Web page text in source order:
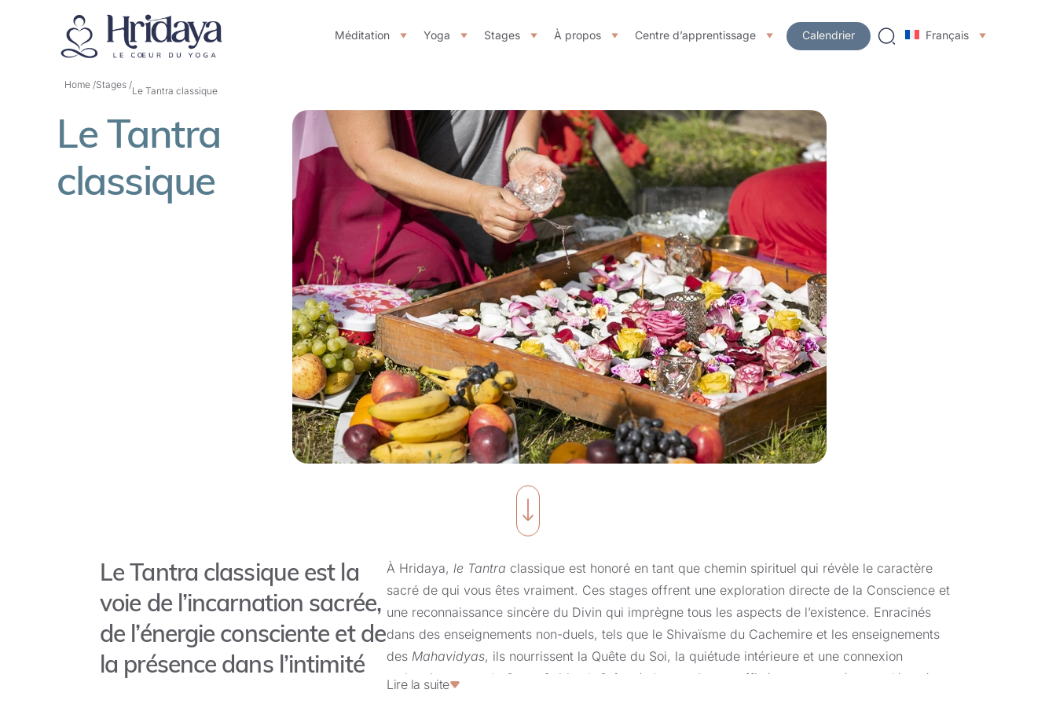
Méditation Yoga Stages À propos Centre d’apprentissage Calendrier Français
Home /Stages /
Le Tantra classique
Le Tantra
classique
Le Tantra classique est la
voie de l’incarnation sacrée,
de l’énergie consciente et de
la présence dans l’intimité
À Hridaya, le Tantra classique est honoré en tant que chemin spirituel qui révèle le caractère
sacré de qui vous êtes vraiment. Ces stages offrent une exploration directe de la Conscience et
une reconnaissance sincère du Divin qui imprègne tous les aspects de l’existence. Enracinés
dans des enseignements non-duels, tels que le Shivaïsme du Cachemire et les enseignements
des Mahavidyas, ils nourrissent la Quête du Soi, la quiétude intérieure et une connexion
authentique avec le Cœur Spirituel. Grâce à des pratiques raffinées et une présence dévouée,
Lire la suite